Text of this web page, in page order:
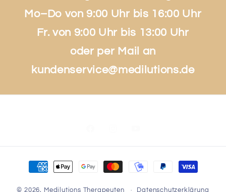
Mo–Do von 9:00 Uhr bis 16:00 Uhr
Fr. von 9:00 Uhr bis 13:00 Uhr
oder per Mail an
kundenservice@medilutions.de
Zahlungsmethoden
© 2026, Medilutions Therapeuten Datenschutzerklärung